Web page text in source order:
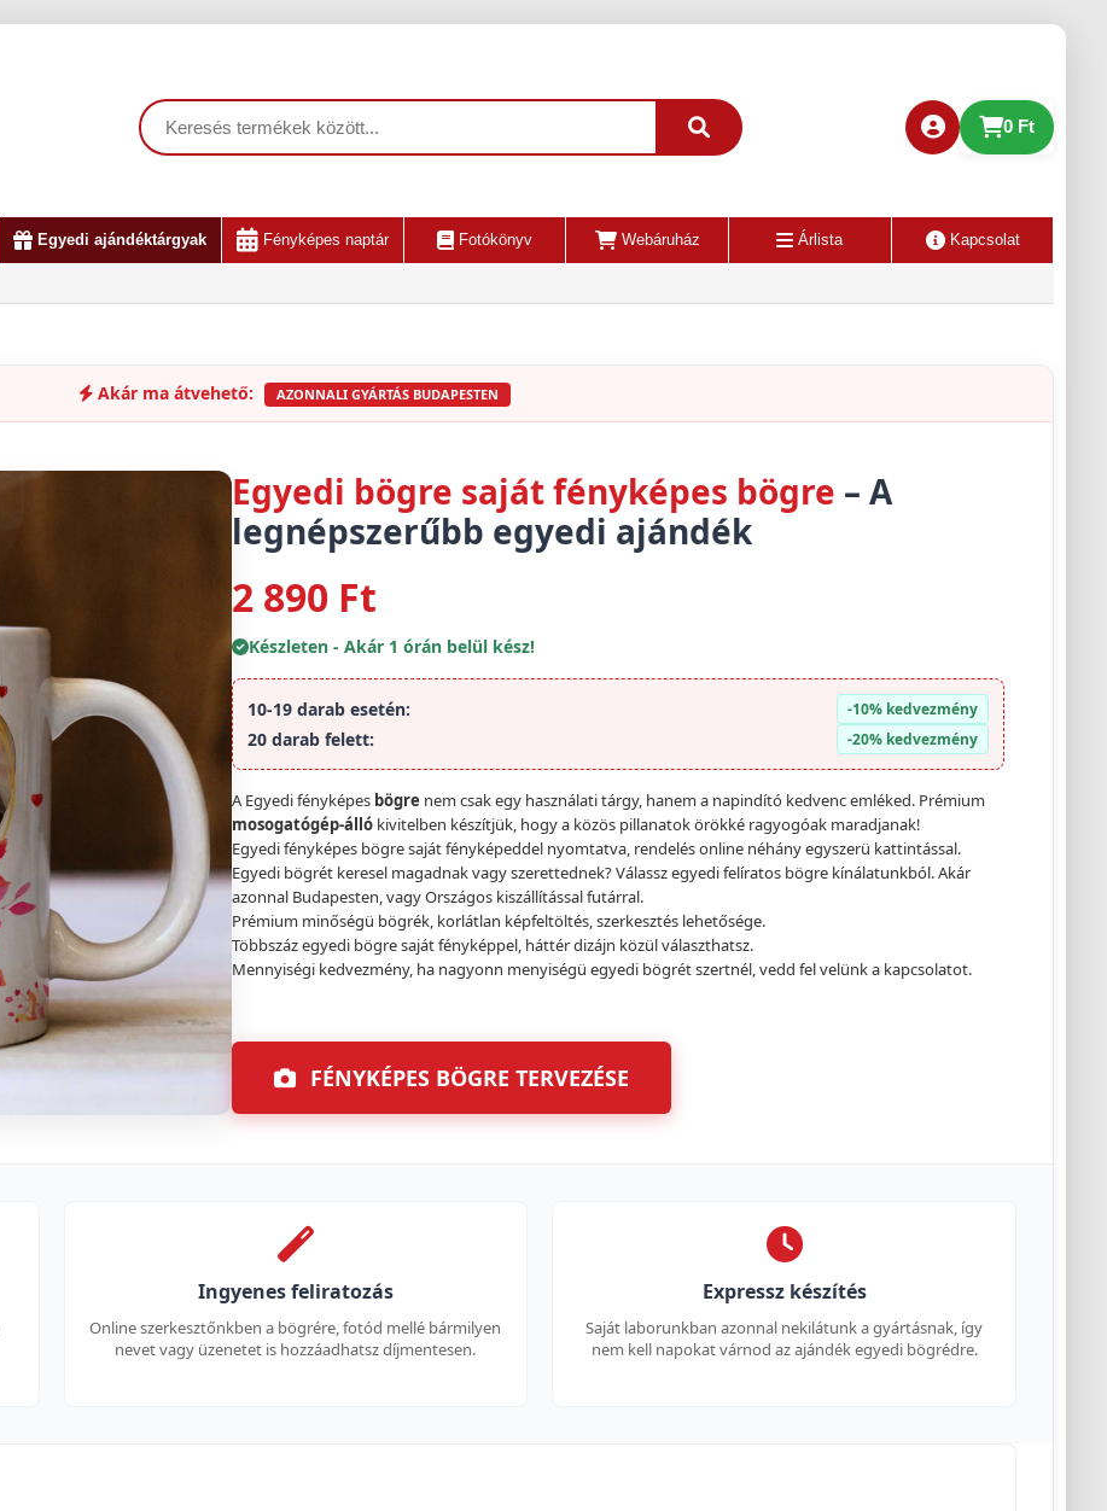
0 Ft
Egyedi ajándéktárgyak Fényképes naptár Fotókönyv Webáruház Árlista Kapcsolat
Akár ma átvehető: AZONNALI GYÁRTÁS BUDAPESTEN
Egyedi bögre saját fényképes bögre – A
legnépszerűbb egyedi ajándék
2 890 Ft
Készleten - Akár 1 órán belül kész!
10-19 darab esetén: -10% kedvezmény
20 darab felett: -20% kedvezmény
A Egyedi fényképesbögre nem csak egy használati tárgy, hanem a napindító kedvenc emléked. Prémium
mosogatógép-állókivitelben készítjük, hogy a közös pillanatok örökké ragyogóak maradjanak!
Egyedi fényképes bögre saját fényképeddel nyomtatva, rendelés online néhány egyszerü kattintással.
Egyedi bögrét keresel magadnak vagy szerettednek? Válassz egyedi felíratos bögre kínálatunkból. Akár
azonnal Budapesten, vagy Országos kiszállítással futárral.
Prémium minőségü bögrék, korlátlan képfeltöltés, szerkesztés lehetősége.
Többszáz egyedi bögre saját fényképpel, háttér dizájn közül választhatsz.
Mennyiségi kedvezmény, ha nagyonn menyiségü egyedi bögrét szertnél, vedd fel velünk a kapcsolatot.
FÉNYKÉPES BÖGRE TERVEZÉSE
Ingyenes feliratozás
Online szerkesztőnkben a bögrére, fotód mellé bármilyen
nevet vagy üzenetet is hozzáadhatsz díjmentesen.
Expressz készítés
Saját laborunkban azonnal nekilátunk a gyártásnak, így
nem kell napokat várnod az ajándék egyedi bögrédre.